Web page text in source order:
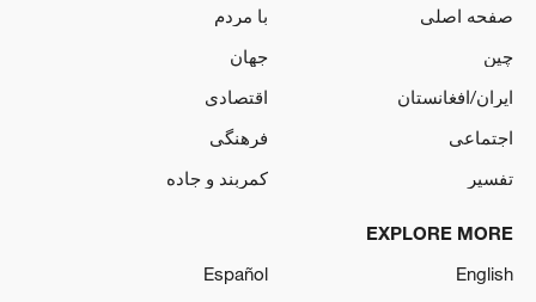
صفحه اصلی
با مردم
چین
جهان
ایران/افغانستان
اقتصادی
اجتماعی
فرهنگی
تفسیر
کمربند و جاده
EXPLORE MORE
English
Español